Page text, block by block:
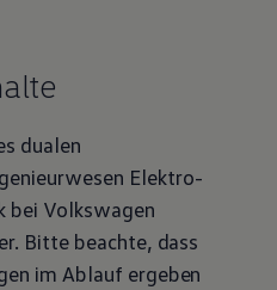
dualen
Elektro-
bei Volkswagen
Bitte beachte, dass
im Ablauf ergeben